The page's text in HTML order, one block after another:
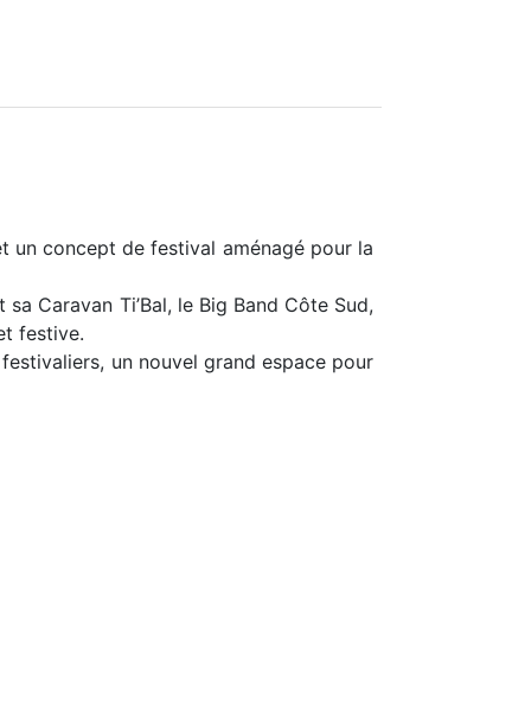
un concept de festival aménagé pour la
Caravan Ti’Bal, le Big Band Côte Sud,
festive.
un nouvel grand espace pour